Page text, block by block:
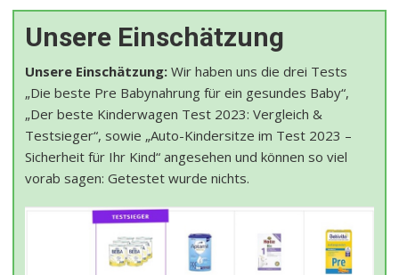
Unsere Einschätzung
Unsere Einschätzung: Wir haben uns die drei Tests
„Die beste Pre Babynahrung für ein gesundes Baby“,
„Der beste Kinderwagen Test 2023: Vergleich &
Testsieger“, sowie „Auto-Kindersitze im Test 2023 –
Sicherheit für Ihr Kind“ angesehen und können so viel
vorab sagen: Getestet wurde nichts.